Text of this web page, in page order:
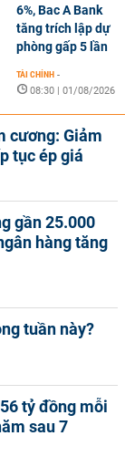
6%, Bac A Bank
tăng trích lập dự
phòng gấp 5 lần
TÀI CHÍNH -
08:30 | 01/08/2026
cương: Giảm
tục ép giá
gần 25.000
hàng tăng
tuần này?
tỷ đồng mỗi
sau 7